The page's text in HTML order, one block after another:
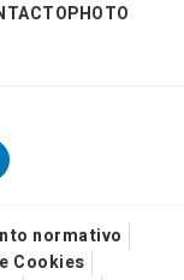
normativo
Cookies